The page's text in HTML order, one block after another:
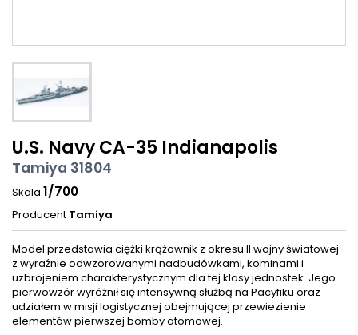
U.S. Navy CA-35 Indianapolis
Tamiya 31804
Skala 1/700
Producent Tamiya
Model przedstawia ciężki krążownik z okresu II wojny światowej
z wyraźnie odwzorowanymi nadbudówkami, kominami i
uzbrojeniem charakterystycznym dla tej klasy jednostek. Jego
pierwowzór wyróżnił się intensywną służbą na Pacyfiku oraz
udziałem w misji logistycznej obejmującej przewiezienie
elementów pierwszej bomby atomowej.